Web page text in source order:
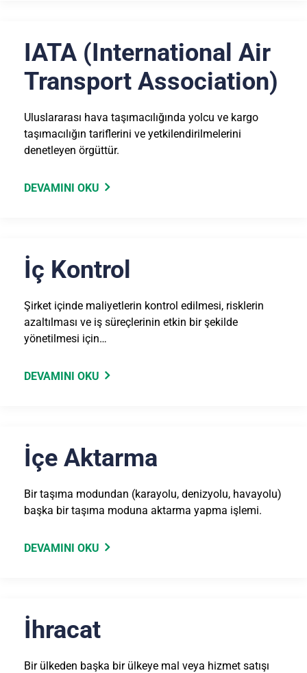
IATA (International Air
Transport Association)
Uluslararası hava taşımacılığında yolcu ve kargo
taşımacılığın tariflerini ve yetkilendirilmelerini
denetleyen örgüttür.
DEVAMINI OKU
İç Kontrol
Şirket içinde maliyetlerin kontrol edilmesi, risklerin
azaltılması ve iş süreçlerinin etkin bir şekilde
yönetilmesi için…
DEVAMINI OKU
İçe Aktarma
Bir taşıma modundan (karayolu, denizyolu, havayolu)
başka bir taşıma moduna aktarma yapma işlemi.
DEVAMINI OKU
İhracat
Bir ülkeden başka bir ülkeye mal veya hizmet satışı